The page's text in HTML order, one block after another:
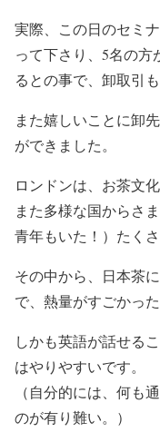
実際、この日のセミ
って下さり、5名の
るとの事で、卸取引
また嬉しいことに卸
ができました。
ロンドンは、お茶文
また多様な国からさ
青年もいた！）たくさ
その中から、日本茶
で、熱量がすごかった
しかも英語が話せる
はやりやすいです。
（自分的には、何も
のが有り難い。）